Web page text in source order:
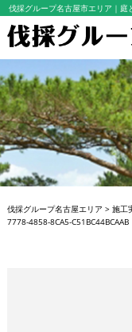
伐採グループ名古屋市エリア ｜
伐採グループ名古屋エリア > 施工
7778-4858-8CA5-C51BC44BCAAB